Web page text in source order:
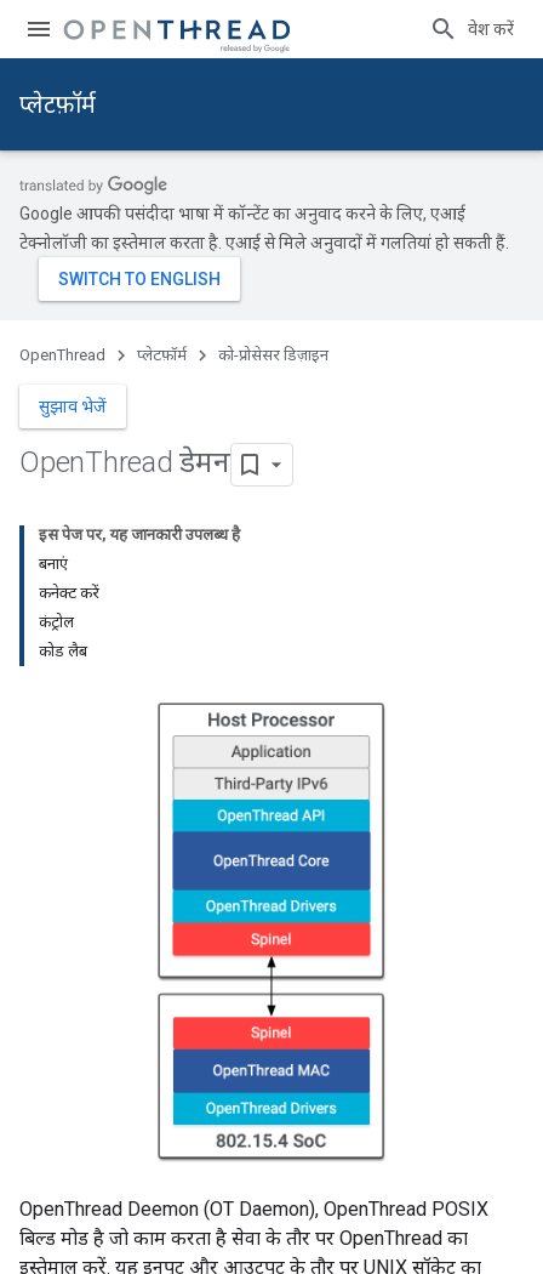
प्रवेश करें
प्‍लेटफ़ॉर्म
Google आपकी पसंदीदा भाषा में कॉन्टेंट का अनुवाद करने के लिए, एआई
टेक्नोलॉजी का इस्तेमाल करता है. एआई से मिले अनुवादों में गलतियां हो सकती हैं.
OpenThread प्‍लेटफ़ॉर्म को-प्रोसेसर डिज़ाइन
सुझाव भेजें
OpenThread डेमन
इस पेज पर, यह जानकारी उपलब्ध है
बनाएं
कनेक्ट करें
कंट्रोल
कोड लैब
OpenThread Deemon (OT Daemon), OpenThread POSIX
बिल्ड मोड है जो काम करता है सेवा के तौर पर OpenThread का
इस्तेमाल करें. यह इनपुट और आउटपुट के तौर पर UNIX सॉकेट का